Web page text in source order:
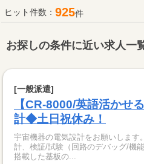
ヒット件数： 925件
お探しの条件に近い求人一
[一般派遣]
【CR-8000/英語活かせ
計◆土日祝休み！
宇宙機器の電気設計をお願いします。 【詳細】 ・電子機器の回路
計、検証/試験（回路のデバッグ/機
搭載した基板の...